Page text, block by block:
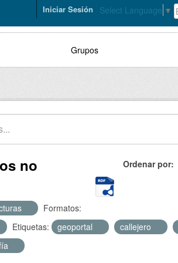
Select Language ▼
Iniciar Sesión
Grupos
Ordenar por
no
Formatos:
Etiquetas: geoportal callejero